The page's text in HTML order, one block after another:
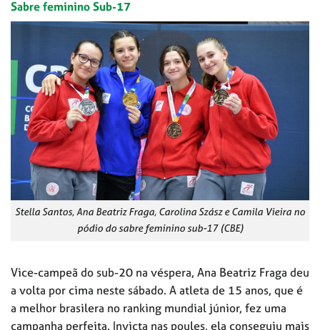
Sabre feminino Sub-17
Stella Santos, Ana Beatriz Fraga, Carolina Szász e Camila Vieira no
pódio do sabre feminino sub-17 (CBE)
Vice-campeã do sub-20 na véspera, Ana Beatriz Fraga deu
a volta por cima neste sábado. A atleta de 15 anos, que é
a melhor brasilera no ranking mundial júnior, fez uma
campanha perfeita. Invicta nas poules, ela conseguiu mais